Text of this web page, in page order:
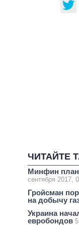
ЧИТАЙТЕ
Минфин
сентября 2017,
Гройсман
на добычу
Украина
евробондов